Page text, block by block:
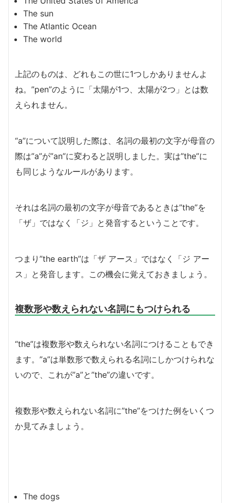
The sun
The Atlantic Ocean
The world
上記のものは、どれもこの世に1つしかありませんよ
ね。”pen”のように「太陽が1つ、太陽が2つ」とは数
えられません。
“a”について説明した際は、名詞の最初の文字が母音の
際は”a”が”an”に変わると説明しました。実は”the”に
も同じようなルールがあります。
それは名詞の最初の文字が母音であるときは”the”を
「ザ」ではなく「ジ」と発音するということです。
つまり”the earth”は「ザ アース」ではなく「ジ アー
ス」と発音します。この機会に覚えておきましょう。
複数形や数えられない名詞にもつけられる
“the”は複数形や数えられない名詞につけることもでき
ます。”a”は単数形で数えられる名詞にしかつけられな
いので、これが”a”と”the”の違いです。
複数形や数えられない名詞に”the”をつけた例をいくつ
か見てみましょう。
The dogs